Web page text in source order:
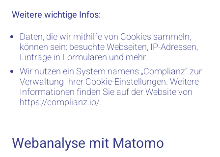
Weitere wichtige Infos:
Daten, die wir mithilfe von Cookies sammeln,
können sein: besuchte Webseiten, IP-Adressen,
Einträge in Formularen und mehr.
Wir nutzen ein System namens „Complianz“ zur
Verwaltung Ihrer Cookie-Einstellungen. Weitere
Informationen finden Sie auf der Website von
https://complianz.io/.
Webanalyse mit Matomo